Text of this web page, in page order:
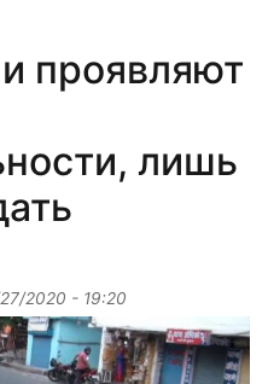
проявляют
лишь
2020 - 19:20